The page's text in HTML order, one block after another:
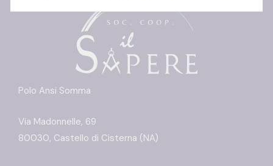
Polo Ansi Somma
Via Madonnelle, 69
80030, Castello di Cisterna (NA)